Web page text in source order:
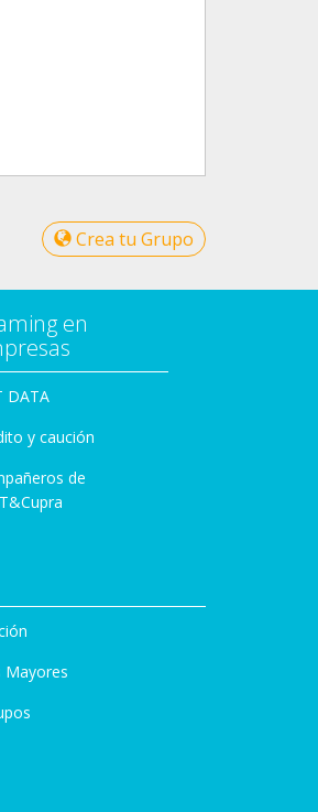
Crea tu Grupo
en
DATA
y caución
de
Mayores